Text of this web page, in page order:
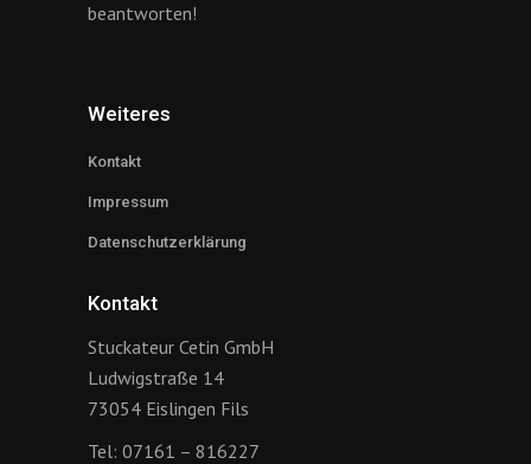
beantworten!
Weiteres
Kontakt
Impressum
Datenschutzerklärung
Kontakt
Stuckateur Cetin GmbH
Ludwigstraße 14
73054 Eislingen Fils
Tel: 07161 – 816227